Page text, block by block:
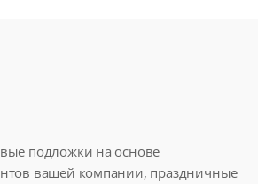
подложки на основе
вашей компании, праздничные